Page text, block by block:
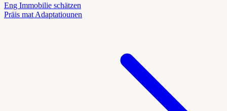
Eng Immobilie schätzen
Präis mat Adaptatiounen